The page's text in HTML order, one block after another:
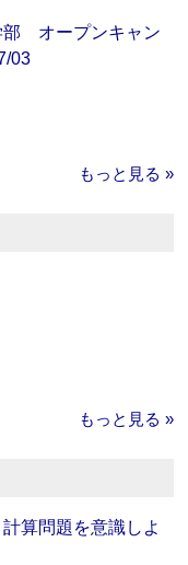
部 オープンキャン
03
もっと見る »
もっと見る »
計算問題を意識しよ